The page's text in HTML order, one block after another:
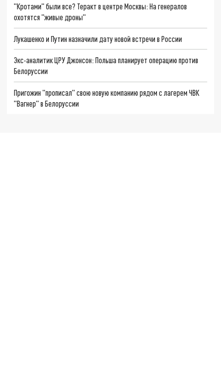
"Кротами" были все? Теракт в центре Москвы: На генералов
охотятся "живые дроны"
Лукашенко и Путин назначили дату новой встречи в России
Экс-аналитик ЦРУ Джонсон: Польша планирует операцию против
Белоруссии
Пригожин "прописал" свою новую компанию рядом с лагерем ЧВК
"Вагнер" в Белоруссии